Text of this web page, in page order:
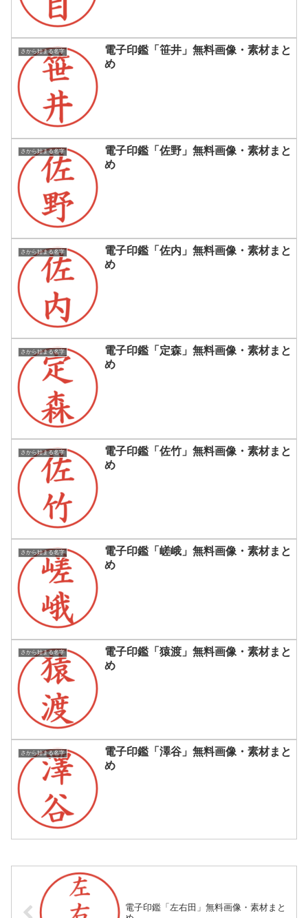
さから始まる名字
電子印鑑「笹井」無料画像・素材まと
め
さから始まる名字
電子印鑑「佐野」無料画像・素材まと
め
さから始まる名字
電子印鑑「佐内」無料画像・素材まと
め
さから始まる名字
電子印鑑「定森」無料画像・素材まと
め
さから始まる名字
電子印鑑「佐竹」無料画像・素材まと
め
さから始まる名字
電子印鑑「嵯峨」無料画像・素材まと
め
さから始まる名字
電子印鑑「猿渡」無料画像・素材まと
め
さから始まる名字
電子印鑑「澤谷」無料画像・素材まと
め
電子印鑑「左右田」無料画像・素材まと